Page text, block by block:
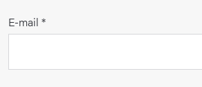
E-mail